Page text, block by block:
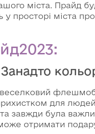
міста. Прайд
у просторі міста
Занадто
для
завжди була
отримати